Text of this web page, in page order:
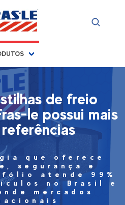
de freio
le possui mais
que oferece
segurança e
atende 99%
no Brasil e
mercados